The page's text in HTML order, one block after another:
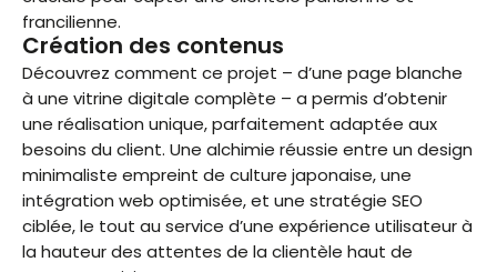
francilienne.
Création des contenus
Découvrez comment ce projet – d’une page blanche
à une vitrine digitale complète – a permis d’obtenir
une réalisation unique, parfaitement adaptée aux
besoins du client. Une alchimie réussie entre un design
minimaliste empreint de culture japonaise, une
intégration web optimisée, et une stratégie SEO
ciblée, le tout au service d’une expérience utilisateur à
la hauteur des attentes de la clientèle haut de